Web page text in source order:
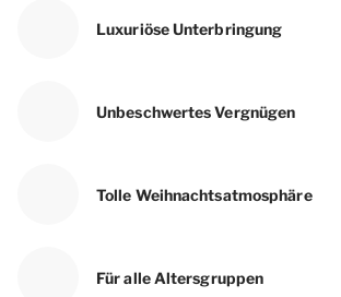
Luxuriöse Unterbringung
Unbeschwertes Vergnügen
Tolle Weihnachtsatmosphäre
Für alle Altersgruppen